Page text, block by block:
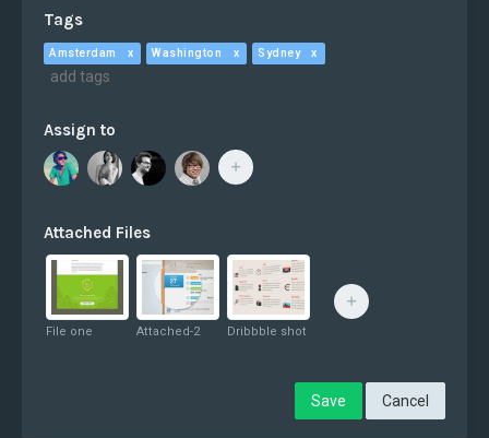
Tags
Amsterdam Washington Sydney
Assign to
Attached Files
File one Attached-2 Dribbble shot
Save Cancel